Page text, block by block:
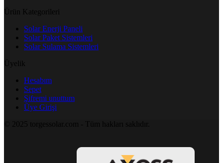
Ürün Kategorileri
Solar Enerji Paneli
Solar Paket Sistemleri
Solar Sulama Sistemleri
Üyelik
Hesabım
Sepet
Şifremi unuttum
Üye Girişi
© 2025 torgessolar.com - Tüm hakları saklıdır.